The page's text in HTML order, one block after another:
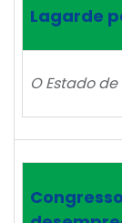
Lagarde
O Estado de